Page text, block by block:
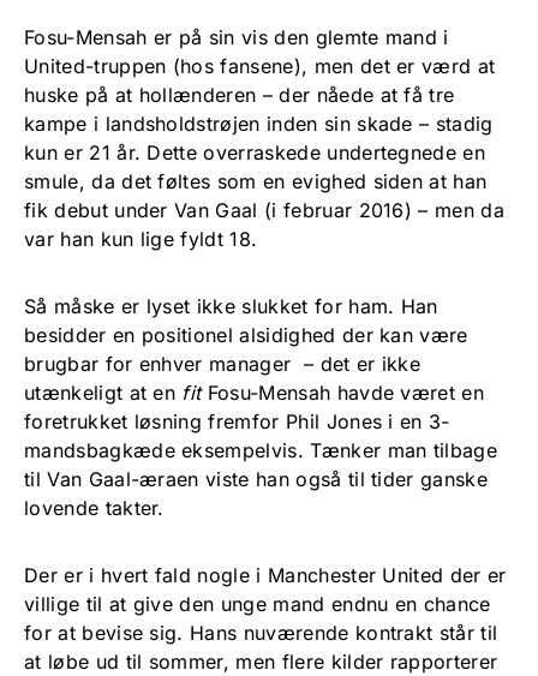
Fosu-Mensah er på sin vis den glemte mand i
United-truppen (hos fansene), men det er værd at
huske på at hollænderen – der nåede at få tre
kampe i landsholdstrøjen inden sin skade – stadig
kun er 21 år. Dette overraskede undertegnede en
smule, da det føltes som en evighed siden at han
fik debut under Van Gaal (i februar 2016) – men da
var han kun lige fyldt 18.
Så måske er lyset ikke slukket for ham. Han
besidder en positionel alsidighed der kan være
brugbar for enhver manager – det er ikke
utænkeligt at en fit Fosu-Mensah havde været en
foretrukket løsning fremfor Phil Jones i en 3-
mandsbagkæde eksempelvis. Tænker man tilbage
til Van Gaal-æraen viste han også til tider ganske
lovende takter.
Der er i hvert fald nogle i Manchester United der er
villige til at give den unge mand endnu en chance
for at bevise sig. Hans nuværende kontrakt står til
at løbe ud til sommer, men flere kilder rapporterer